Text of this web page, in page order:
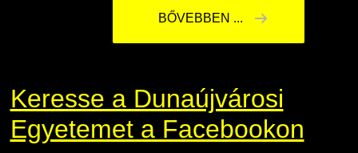
BŐVEBBEN ...
Keresse a Dunaújvárosi
Egyetemet a Facebookon